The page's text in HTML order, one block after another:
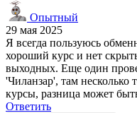
Опытный
29 мая 2025
Я всегда пользуюсь
хороший курс и нет
выходных. Еще один
'Чиланзар', там несколько
курсы, разница может
Ответить